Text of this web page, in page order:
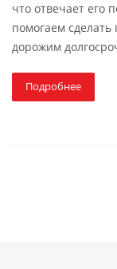
что отвечает его
помогаем
дорожим
Подробнее